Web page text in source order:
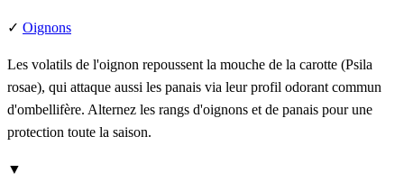
✓ Oignons
Les volatils de l'oignon repoussent la mouche de la carotte (Psila
rosae), qui attaque aussi les panais via leur profil odorant commun
d'ombellifère. Alternez les rangs d'oignons et de panais pour une
protection toute la saison.
▼